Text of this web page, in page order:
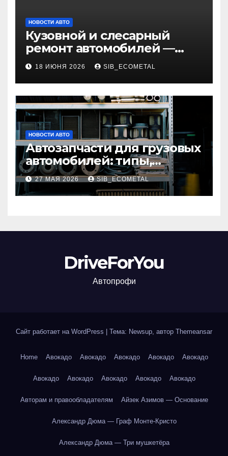
НОВОСТИ АВТО
Кузовной и слесарный
ремонт автомобилей —
наличие оригинальных
запчастей и типичные
сроки выполнения работ
18 ИЮНЯ 2026 SIB_ECOMETAL
НОВОСТИ АВТО
Автозапчасти для грузовых
автомобилей: типы,
совместимость и критерии
подбора
27 МАЯ 2026 SIB_ECOMETAL
DriveForYou
Автопрофи
Сайт работает на WordPress Тема: Newsup, автор Themeansar
Home Авокадо Авокадо Авокадо Авокадо Авокадо
Авокадо Авокадо Авокадо Авокадо Авокадо
Авторам и правообладателям Айзек Азимов — Основание
Александр Дюма — Граф Монте-Кристо
Александр Дюма — Три мушкетёра